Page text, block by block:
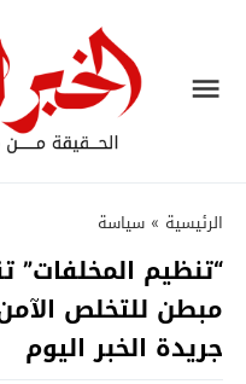
الرئيسية » سياسة
“تنظيم
مبطن للتخلص
جريدة الخبر اليوم